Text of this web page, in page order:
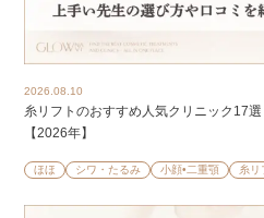
2026.08.10
糸リフトのおすすめ人気クリニック17
【2026年】
ほほ シワ・たるみ 小顔•二重顎 糸リ